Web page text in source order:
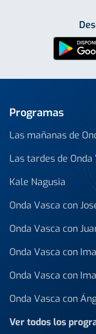
Programas
Las mañanas de
Las tardes de Onda
Kale Nagusia
Onda Vasca con
Onda Vasca con
Onda Vasca con
Onda Vasca con
Onda Vasca con
Ver todos los